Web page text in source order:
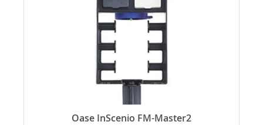
Oase InScenio FM-Master2